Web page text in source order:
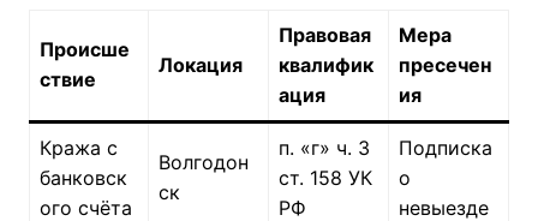
Происше
ствие
Локация
Правовая
квалифик
ация
Мера
пресечен
ия
Кража с
банковск
ого счёта
Волгодон
ск
п. «г» ч. 3
ст. 158 УК
РФ
Подписка
о
невыезде